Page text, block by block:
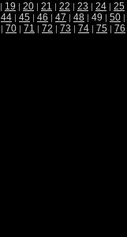
| 19 | 20 | 21 | 22 | 23 | 24 | 25
44 | 45 | 46 | 47 | 48 | 49 | 50 |
| 70 | 71 | 72 | 73 | 74 | 75 | 76